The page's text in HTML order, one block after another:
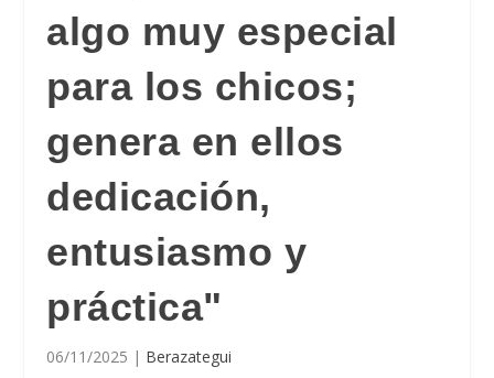
algo muy especial
para los chicos;
genera en ellos
dedicación,
entusiasmo y
práctica"
06/11/2025 | Berazategui